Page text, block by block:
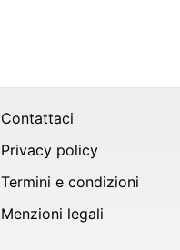
Contattaci
Privacy policy
Termini e condizioni
Menzioni legali